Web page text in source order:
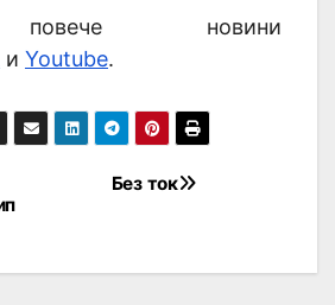
новини
и Youtube.
Без ток